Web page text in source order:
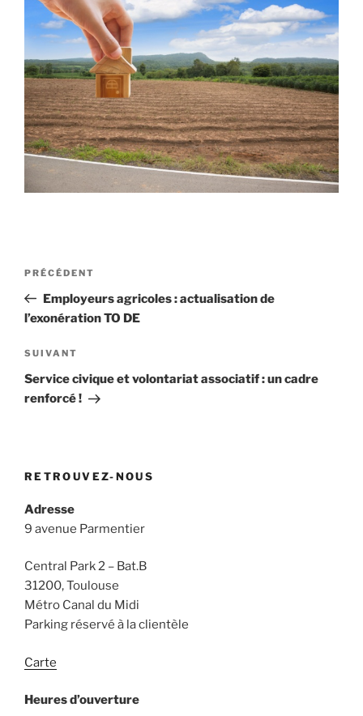
Navigation
l’article
Article
précédent
PRÉCÉDENT
Employeurs agricoles : actualisation de
l’exonération TO DE
Article
suivant
SUIVANT
Service civique et volontariat associatif : un cadre
renforcé !
RETROUVEZ-NOUS
Adresse
9 avenue Parmentier
Central Park 2 – Bat.B
31200, Toulouse
Métro Canal du Midi
Parking réservé à la clientèle
Carte
Heures d’ouverture